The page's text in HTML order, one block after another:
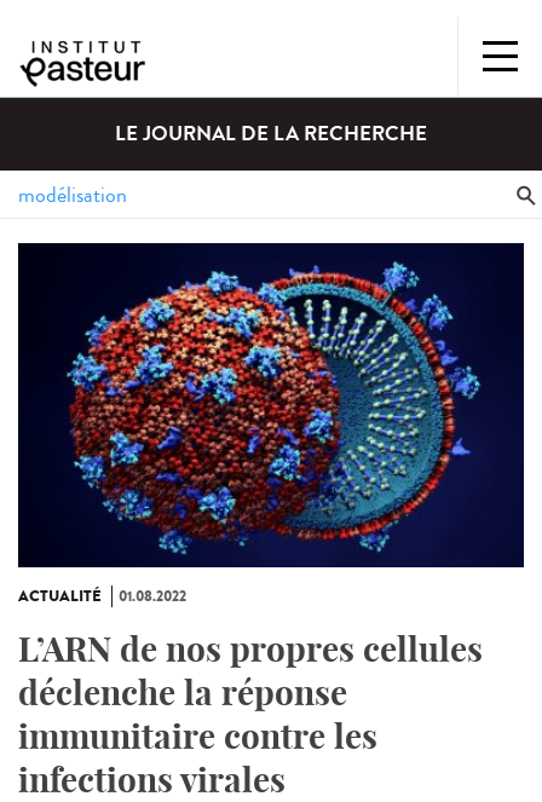
LE JOURNAL DE LA RECHERCHE
ACTUALITÉ 01.08.2022
L’ARN de nos propres cellules
déclenche la réponse
immunitaire contre les
infections virales